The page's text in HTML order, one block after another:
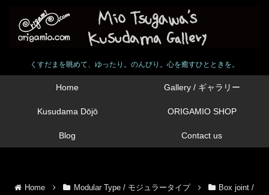
くすだまを眺めて、ゆったり。のんびり。心を癒すひとときを。
Home Gallery / ギャラリー
Kusudama Dōjō ORIGAMIO SHOP
Blog Contact us
Home Modular Type / モジュラータイプ
Box joint /